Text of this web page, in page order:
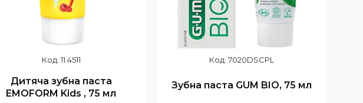
11.4511
Дитяча зубна паста
EMOFORM Kids , 75 мл
7020DSCPL
Зубна паста GUM BIO, 75 мл